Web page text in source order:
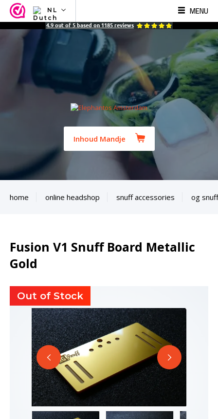
NL
NL
ES
MENU
4.9 out of 5 based on 1185 reviews
Inhoud Mandje
home online headshop snuff accessories og snuff
Fusion V1 Snuff Board Metallic
Gold
Out of Stock